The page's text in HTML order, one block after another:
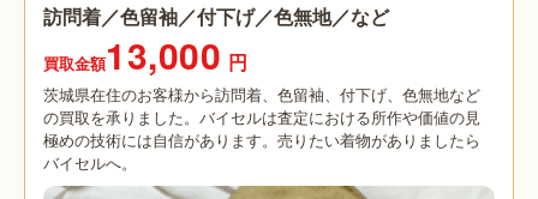
訪問着／色留袖／付下げ／色無地／など
買取金額13,000 円
茨城県在住のお客様から訪問着、色留袖、付下げ、色無地など
の買取を承りました。バイセルは査定における所作や価値の見
極めの技術には自信があります。売りたい着物がありましたら
バイセルへ。